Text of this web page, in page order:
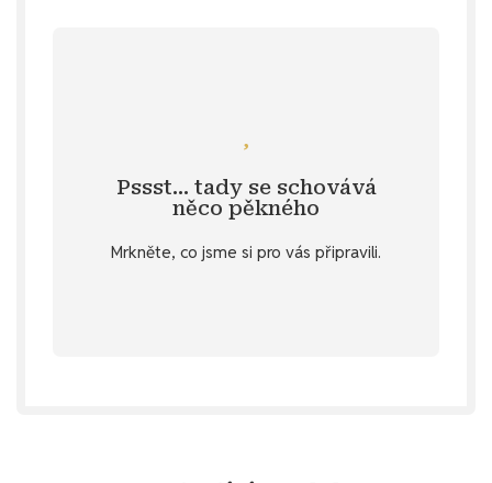
Pssst… tady se schovává
něco pěkného
Mrkněte, co jsme si pro vás připravili.
Specifikace. 💌 Můžete se také
pokochat jarními nálepkami, které ideálně
doplňují nálepky se zahradní tématikou.